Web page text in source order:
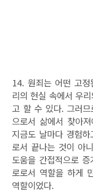
14. 원죄는 어떤 고
리의 현실 속에서 우
고 할 수 있다. 그러
으로서 삶에서 찾아
지금도 날마다 경험
로서 끝나는 것이 아
도움을 간접적으로
로로서 역할을 하게
역할이었다.